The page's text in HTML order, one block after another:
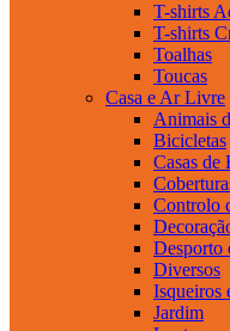
T-shirts
T-shirts
Toalhas
Toucas
Casa e Ar Livre
Animais
Bicicletas
Casas de
Controlo
Desporto
Diversos
Isqueiros
Jardim